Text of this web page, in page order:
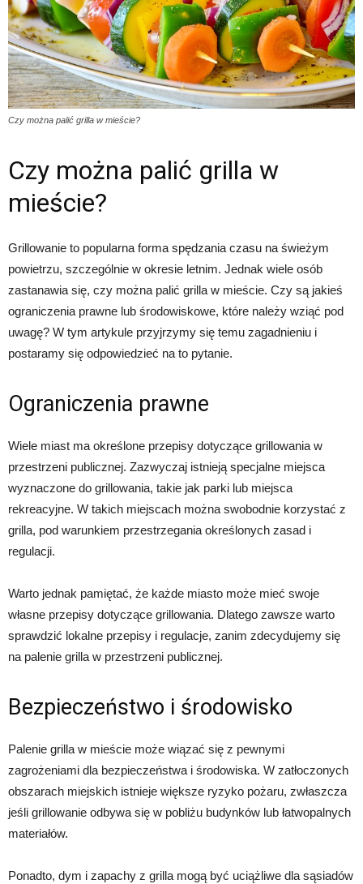
Czy można palić grilla w mieście?
Czy można palić grilla w
mieście?
Grillowanie to popularna forma spędzania czasu na świeżym
powietrzu, szczególnie w okresie letnim. Jednak wiele osób
zastanawia się, czy można palić grilla w mieście. Czy są jakieś
ograniczenia prawne lub środowiskowe, które należy wziąć pod
uwagę? W tym artykule przyjrzymy się temu zagadnieniu i
postaramy się odpowiedzieć na to pytanie.
Ograniczenia prawne
Wiele miast ma określone przepisy dotyczące grillowania w
przestrzeni publicznej. Zazwyczaj istnieją specjalne miejsca
wyznaczone do grillowania, takie jak parki lub miejsca
rekreacyjne. W takich miejscach można swobodnie korzystać z
grilla, pod warunkiem przestrzegania określonych zasad i
regulacji.
Warto jednak pamiętać, że każde miasto może mieć swoje
własne przepisy dotyczące grillowania. Dlatego zawsze warto
sprawdzić lokalne przepisy i regulacje, zanim zdecydujemy się
na palenie grilla w przestrzeni publicznej.
Bezpieczeństwo i środowisko
Palenie grilla w mieście może wiązać się z pewnymi
zagrożeniami dla bezpieczeństwa i środowiska. W zatłoczonych
obszarach miejskich istnieje większe ryzyko pożaru, zwłaszcza
jeśli grillowanie odbywa się w pobliżu budynków lub łatwopalnych
materiałów.
Ponadto, dym i zapachy z grilla mogą być uciążliwe dla sąsiadów